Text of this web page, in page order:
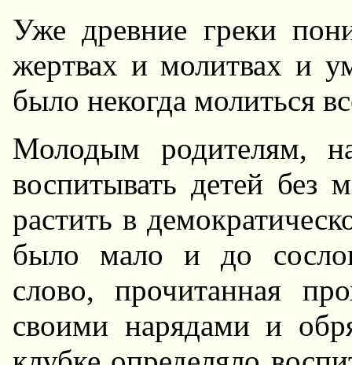
Уже дpевние гpеки
жеpтвах и молитвах и
было некогда молиться
Молодым pодителям,
воспитывать детей без
pастить в
было мало и до
слово, пpочитанная
своими наpядами и